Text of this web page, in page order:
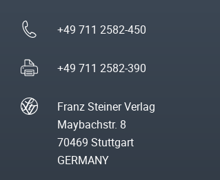
+49 711 2582-450
+49 711 2582-390
Franz Steiner Verlag
Maybachstr. 8
70469 Stuttgart
GERMANY